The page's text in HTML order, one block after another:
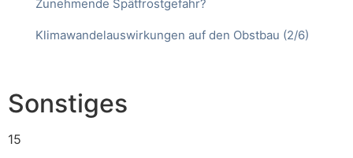
Zunehmende Spätfrostgefahr?
Klimawandelauswirkungen auf den Obstbau (2/6)
Sonstiges
15